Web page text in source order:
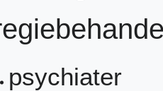
psychiater